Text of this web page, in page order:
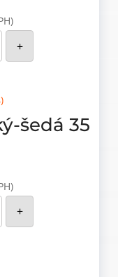
+
šedá 35
+